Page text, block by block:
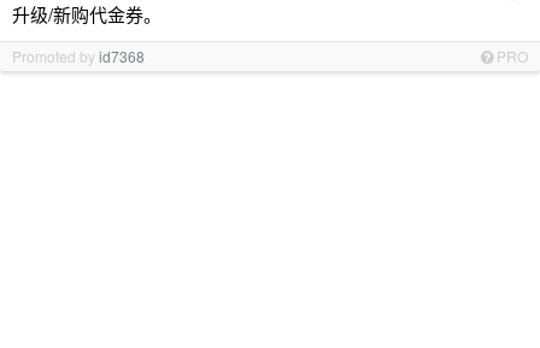
升级/新购代金券。
Promoted byid7368 PRO